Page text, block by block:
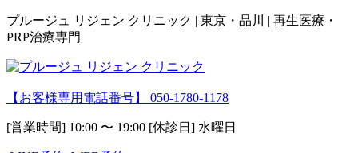
プルージュ リジェン クリニック | 東京・品川 | 再生医療・
PRP治療専門
【お客様専用電話番号】 050-1780-1178
[営業時間] 10:00 〜 19:00 [休診日] 水曜日